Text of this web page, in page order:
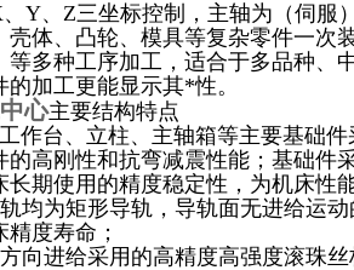
Y、Z三坐标控制，主轴为（伺服
壳体、凸轮、模具等复杂零件一次
等多种工序加工，适合于多品种、
加工更能显示其*性。
心主要结构特点
作台、立柱、主轴箱等主要基础
的高刚性和抗弯减震性能；基础件
长期使用的精度稳定性，为机床性
均为矩形导轨，导轨面无进给运
度寿命；
向进给采用的高精度高强度滚珠